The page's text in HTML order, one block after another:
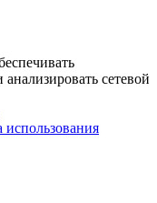
сетевой
использования